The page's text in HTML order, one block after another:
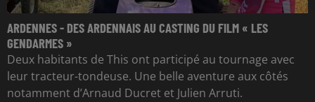
ARDENNES - DES ARDENNAIS AU CASTING DU FILM « LES
GENDARMES »
Deux habitants de This ont participé au tournage avec
leur tracteur-tondeuse. Une belle aventure aux côtés
notamment d’Arnaud Ducret et Julien Arruti.